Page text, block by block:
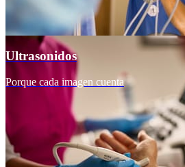
Ultrasonidos
Porque cada imagen cuenta